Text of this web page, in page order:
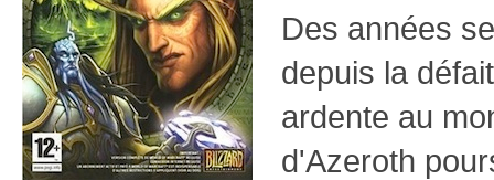
Des années
depuis la
ardente au
d'Azeroth